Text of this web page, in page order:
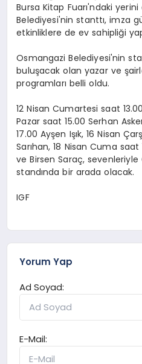
Bursa Kitap Fuarı'ndaki
Belediyesi'nin stanttı, imza
etkinliklere de ev sahipliği
Osmangazi Belediyesi'nin
buluşacak olan yazar ve
programları belli oldu.
12 Nisan Cumartesi saat
Pazar saat 15.00 Serhan
17.00 Ayşen Işık, 16 Nisan
Sarıhan, 18 Nisan Cuma
ve Birsen Saraç,
standında bir arada olacak.
IGF
Yorum Yap
Ad Soyad:
E-Mail: